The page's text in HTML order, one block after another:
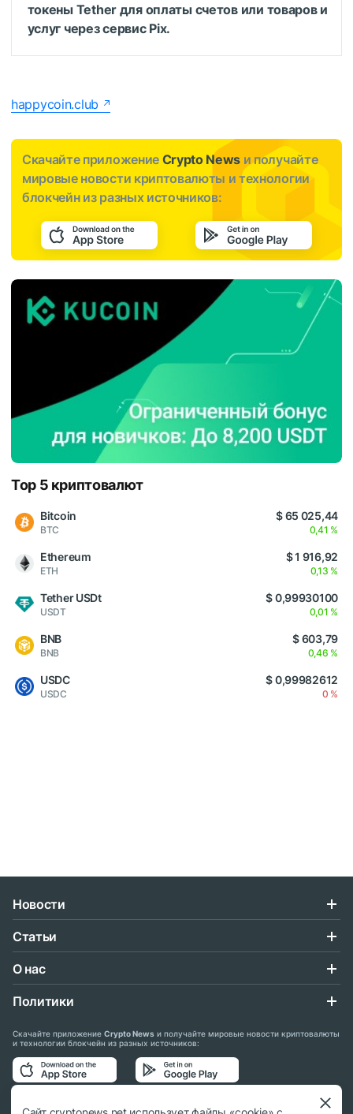
токены Tether для оплаты счетов или товаров и
услуг через сервис Pix.
happycoin.club
Скачайте приложение Crypto News и получайте
мировые новости криптовалюты и технологии
блокчейн из разных источников:
Top 5 криптовалют
Bitcoin
BTC
$ 65 025,44
0,41 %
Ethereum
ETH
$ 1 916,92
0,13 %
Tether USDt
USDT
$ 0,99930100
0,01 %
BNB
BNB
$ 603,79
0,46 %
USDC
USDC
$ 0,99982612
0 %
Новости
Статьи
О нас
Политики
Скачайте приложение Crypto News и получайте мировые новости криптовалюты
и технологии блокчейн из разных источников:
Подписывайтесь на нас в социальных сетях: